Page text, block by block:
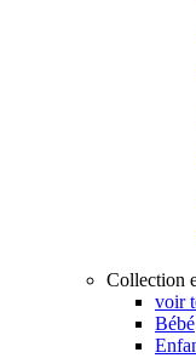
Collection
voir
Bébé